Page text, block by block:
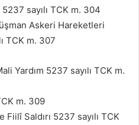
sayılı TCK m. 304
Askeri Hareketleri
TCK m. 307
Yardım 5237 sayılı TCK m.
m. 309
Saldırı 5237 sayılı TCK